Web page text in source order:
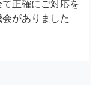
正確にご対応を
がありました